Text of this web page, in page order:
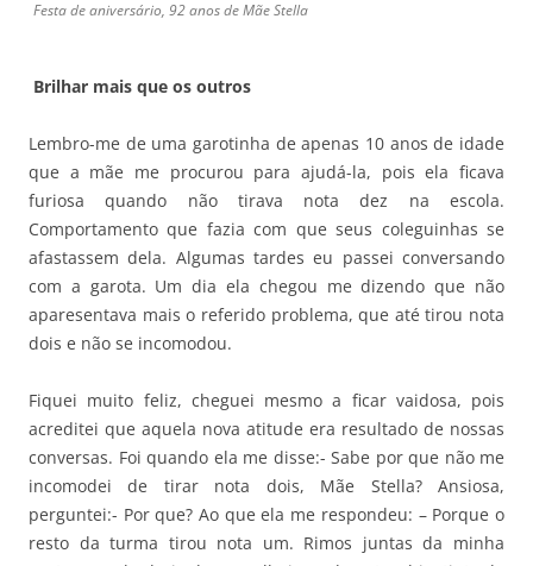
Festa de aniversário, 92 anos de Mãe Stella
Brilhar mais que os outros
Lembro-me de uma garotinha de apenas 10 anos de idade
que a mãe me procurou para ajudá-la, pois ela ficava
furiosa quando não tirava nota dez na escola.
Comportamento que fazia com que seus coleguinhas se
afastassem dela. Algumas tardes eu passei conversando
com a garota. Um dia ela chegou me dizendo que não
aparesentava mais o referido problema, que até tirou nota
dois e não se incomodou.
Fiquei muito feliz, cheguei mesmo a ficar vaidosa, pois
acreditei que aquela nova atitude era resultado de nossas
conversas. Foi quando ela me disse:- Sabe por que não me
incomodei de tirar nota dois, Mãe Stella? Ansiosa,
perguntei:- Por que? Ao que ela me respondeu: – Porque o
resto da turma tirou nota um. Rimos juntas da minha